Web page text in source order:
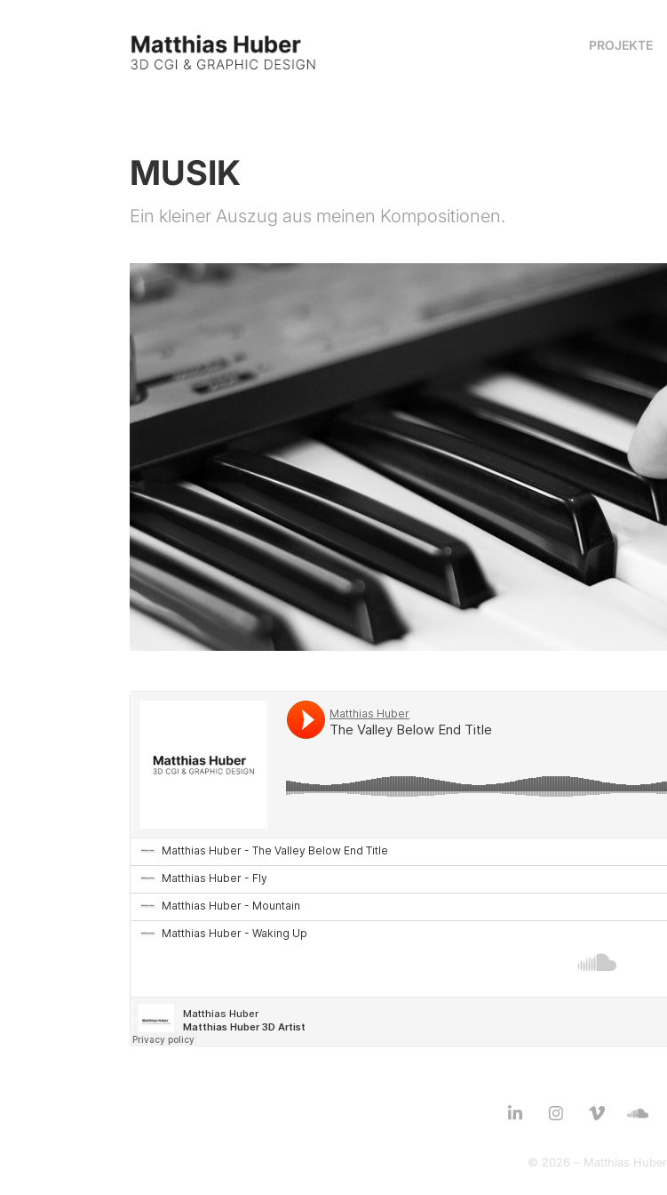
PROJEKTE
MUSIK
Ein kleiner Auszug aus meinen Kompositionen.
© 2026 – Matthias Huber